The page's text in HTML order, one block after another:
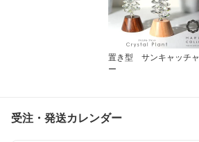
置き型 サンキャッチャ
ー
受注・発送カレンダー